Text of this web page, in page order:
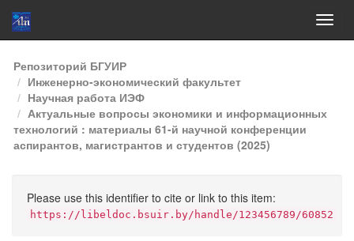
Skip
navigation
Репозиторий БГУИР
Инженерно-экономический факультет
Научная работа ИЭФ
Актуальные вопросы экономики и информационных
технологий : материалы 61-й научной конференции
аспирантов, магистрантов и студентов (2025)
Please use this identifier to cite or link to this item:
https://libeldoc.bsuir.by/handle/123456789/60852